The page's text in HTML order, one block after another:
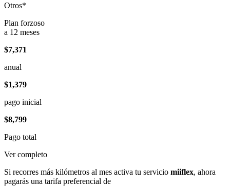
Otros*
Plan forzoso
a 12 meses
$7,371
anual
$1,379
pago inicial
$8,799
Pago total
Ver completo
Si recorres más kilómetros al mes activa tu servicio miiflex, ahora
pagarás una tarifa preferencial de